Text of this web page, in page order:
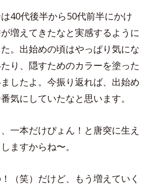
40代後半から50代前半にかけ
増えてきたなと実感するように
。出始めの頃はやっぱり気にな
り、隠すためのカラーを塗った
したよ。今振り返れば、出始め
気にしていたなと思います。
一本だけぴょん！と唐突に生え
ますからね〜。
（笑）だけど、もう増えていく